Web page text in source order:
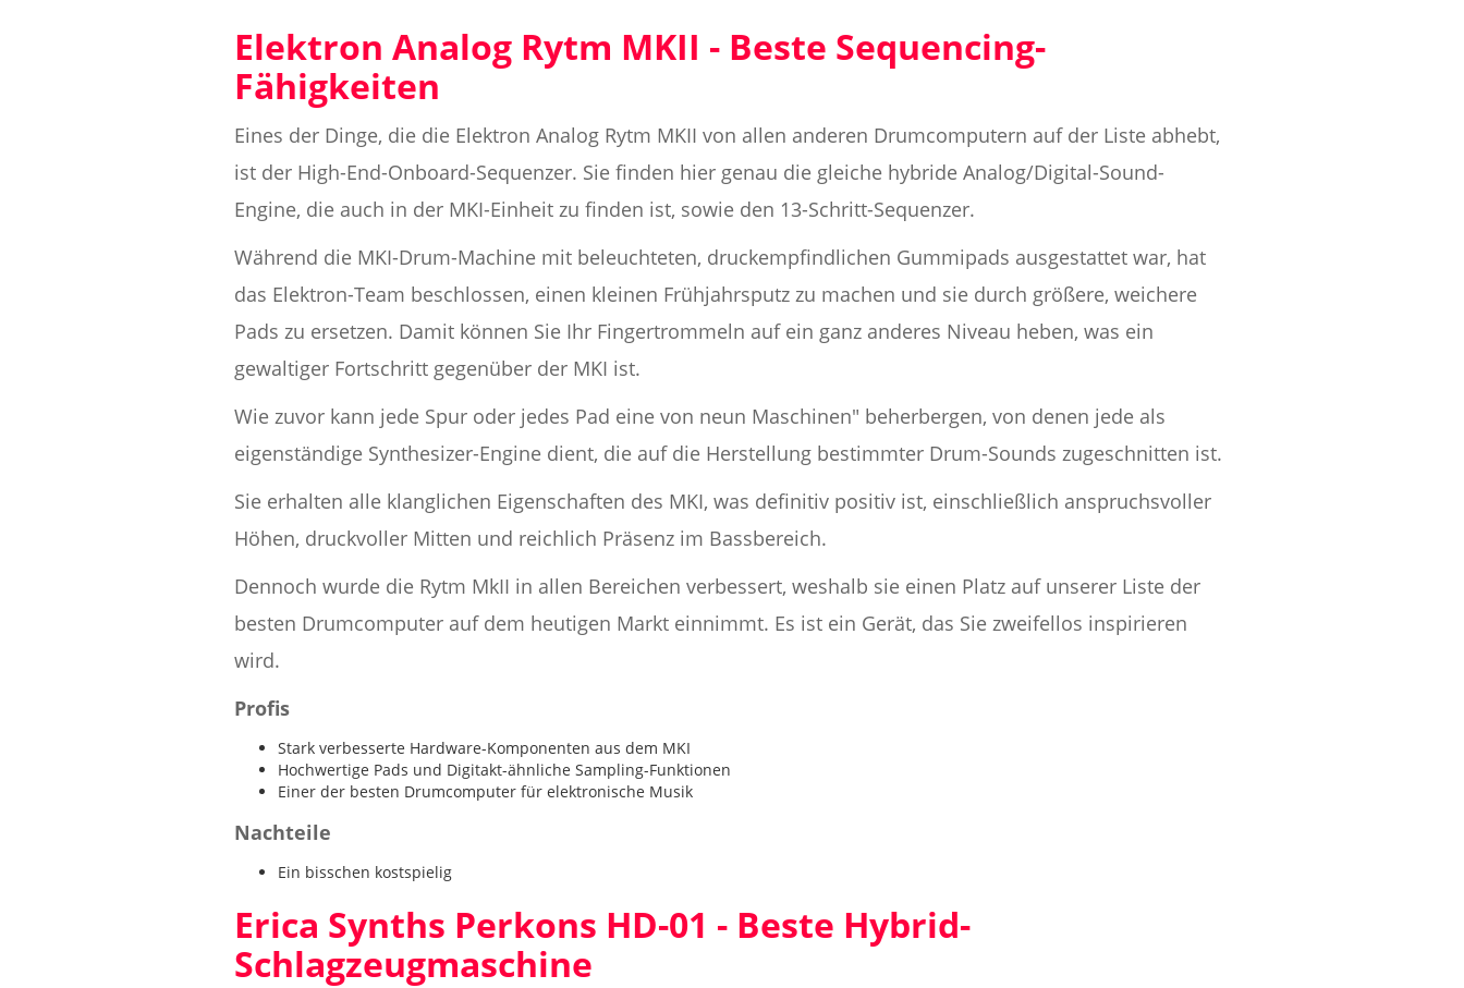
Elektron Analog Rytm MKII - Beste Sequencing-
Fähigkeiten
Eines der Dinge, die die Elektron Analog Rytm MKII von allen anderen Drumcomputern auf der Liste abhebt,
ist der High-End-Onboard-Sequenzer. Sie finden hier genau die gleiche hybride Analog/Digital-Sound-
Engine, die auch in der MKI-Einheit zu finden ist, sowie den 13-Schritt-Sequenzer.
Während die MKI-Drum-Machine mit beleuchteten, druckempfindlichen Gummipads ausgestattet war, hat
das Elektron-Team beschlossen, einen kleinen Frühjahrsputz zu machen und sie durch größere, weichere
Pads zu ersetzen. Damit können Sie Ihr Fingertrommeln auf ein ganz anderes Niveau heben, was ein
gewaltiger Fortschritt gegenüber der MKI ist.
Wie zuvor kann jede Spur oder jedes Pad eine von neun Maschinen" beherbergen, von denen jede als
eigenständige Synthesizer-Engine dient, die auf die Herstellung bestimmter Drum-Sounds zugeschnitten ist.
Sie erhalten alle klanglichen Eigenschaften des MKI, was definitiv positiv ist, einschließlich anspruchsvoller
Höhen, druckvoller Mitten und reichlich Präsenz im Bassbereich.
Dennoch wurde die Rytm MkII in allen Bereichen verbessert, weshalb sie einen Platz auf unserer Liste der
besten Drumcomputer auf dem heutigen Markt einnimmt. Es ist ein Gerät, das Sie zweifellos inspirieren
wird.
Profis
Stark verbesserte Hardware-Komponenten aus dem MKI
Hochwertige Pads und Digitakt-ähnliche Sampling-Funktionen
Einer der besten Drumcomputer für elektronische Musik
Nachteile
Ein bisschen kostspielig
Erica Synths Perkons HD-01 - Beste Hybrid-
Schlagzeugmaschine